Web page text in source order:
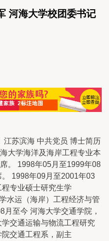
河海大学校团委书记
苏滨海 中共党员 博士简历
大学海洋及海岸工程专业本
。 1998年05月至1999年08
1998年09月至2001年03
专业硕士研究生学
水运（海岸）工程经济与管
至今 河海大学交通学院，
交通运输与物流工程研究
交通工程系，副主